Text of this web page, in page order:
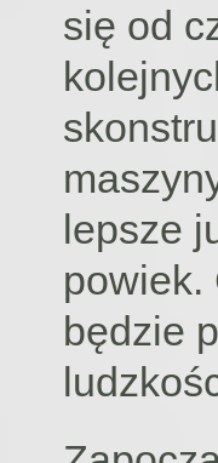
się od
lepsze
powiek.
będzie